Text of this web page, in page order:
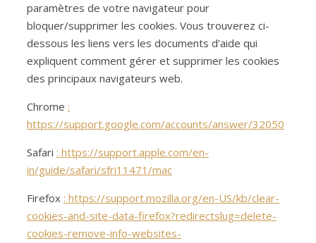
paramètres de votre navigateur pour
bloquer/supprimer les cookies. Vous trouverez ci-
dessous les liens vers les documents d’aide qui
expliquent comment gérer et supprimer les cookies
des principaux navigateurs web.
Chrome :
https://support.google.com/accounts/answer/32050
Safari : https://support.apple.com/en-
in/guide/safari/sfri11471/mac
Firefox : https://support.mozilla.org/en-US/kb/clear-
cookies-and-site-data-firefox?redirectslug=delete-
cookies-remove-info-websites-